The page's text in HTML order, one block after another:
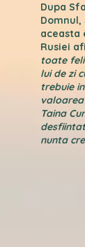
Dupa
aceasta
Rusiei
toate
lui de zi
trebuie
Taina
nunta